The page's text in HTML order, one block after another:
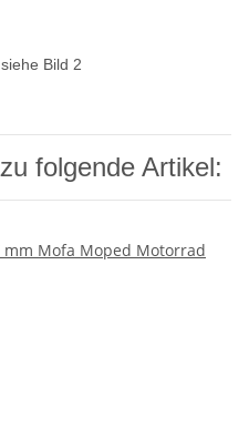
Bild 2
folgende Artikel: